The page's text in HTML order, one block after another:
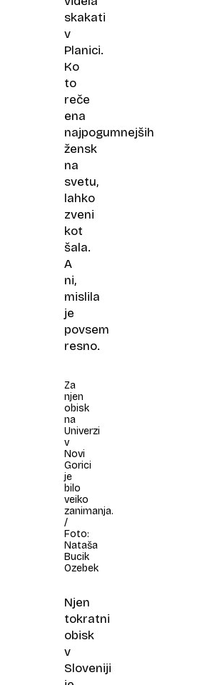
skakati
v
Planici.
Ko
to
reče
ena
najpogumnejših
žensk
na
svetu,
lahko
zveni
kot
šala.
A
ni,
mislila
je
povsem
resno.
Za
njen
obisk
na
Univerzi
v
Novi
Gorici
je
bilo
veiko
zanimanja.
/
Foto:
Nataša
Bucik
Ozebek
Njen
tokratni
obisk
v
Sloveniji